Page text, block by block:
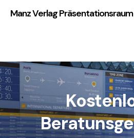
Manz Verlag